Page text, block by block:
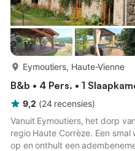
Eymoutiers, Haute-Vienne
B&b • 4 Pers. • 1
9,2 (24 recensies)
Vanuit Eymoutiers, het dorp
regio Haute Corrèze. Een
op en onthult een